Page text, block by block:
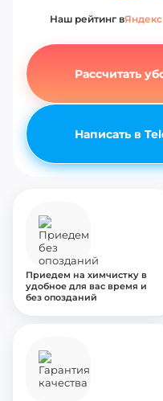
Наш рейтинг вЯндекс
Рассчитать
Написать в
Приедем на химчистку в
удобное для вас время и
без опозданий